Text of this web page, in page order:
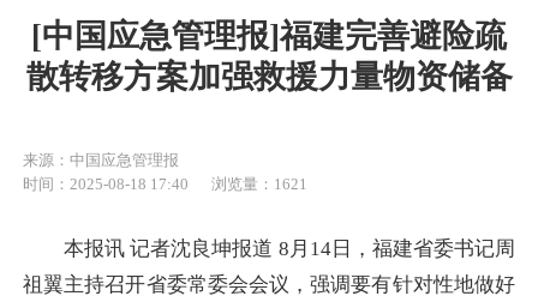
[中国应急管理报]福建完善避险疏
散转移方案加强救援力量物资储备
来源：中国应急管理报
时间：2025-08-18 17:40
浏览量：1621
本报讯 记者沈良坤报道 8月14日，福建省委书记周
祖翼主持召开省委常委会会议，强调要有针对性地做好